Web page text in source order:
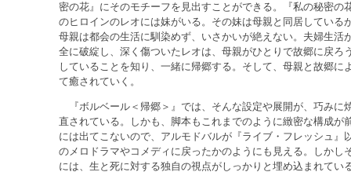
密の花』にそのモチーフを見出すことができる。『私の秘密の
のヒロインのレオには妹がいる。その妹は母親と同居している
母親は都会の生活に馴染めず、いさかいが絶えない。夫婦生活
全に破綻し、深く傷ついたレオは、母親がひとりで故郷に戻ろ
していることを知り、一緒に帰郷する。そして、母親と故郷に
て癒されていく。
『ボルベール＜帰郷＞』では、そんな設定や展開が、巧みに
直されている。しかも、脚本もこれまでのように緻密な構成が
には出てこないので、アルモドバルが『ライブ・フレッシュ』
のメロドラマやコメディに戻ったかのようにも見える。しかし
には、生と死に対する独自の視点がしっかりと埋め込まれてい